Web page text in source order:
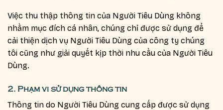
Việc thu thập thông tin của Người Tiêu Dùng không
nhằm mục đích cá nhân, chúng chỉ được sử dụng để
cải thiện dịch vụ Người Tiêu Dùng của công ty chúng
tôi cũng như giải quyết kịp thời nhu cầu của Người Tiêu
Dùng.
2. Phạm vi sử dụng thông tin
Thông tin do Người Tiêu Dùng cung cấp được sử dụng